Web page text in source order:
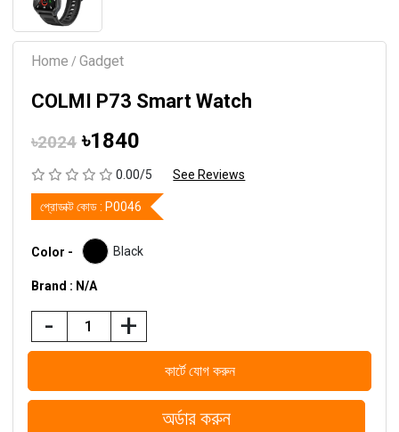
Home / Gadget
COLMI P73 Smart Watch
৳2024৳1840
0.00/5 See Reviews
প্রোডাক্ট কোড : P0046
Color - Black
Brand : N/A
- +
কার্টে যোগ করুন
অর্ডার করুন